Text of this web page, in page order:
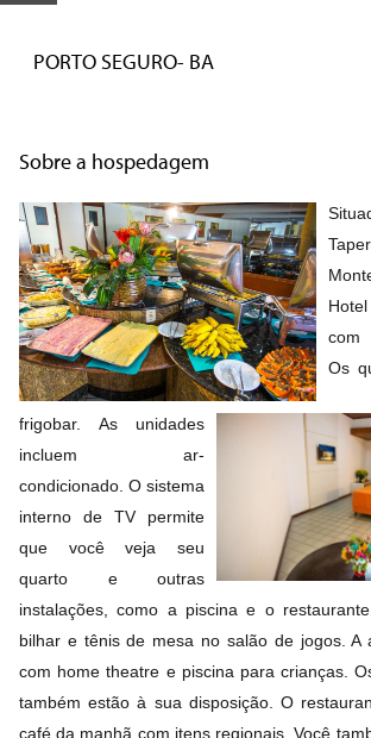
PORTO SEGURO- BA
Sobre a hospedagem
com
Os
frigobar. As unidades
incluem ar-
condicionado. O sistema
interno de TV permite
que você veja seu
quarto e outras
instalações, como a piscina e o
bilhar e tênis de mesa no salão de jogos. A
com home theatre e piscina para crianças.
também estão à sua disposição. O
café da manhã com itens regionais. Você